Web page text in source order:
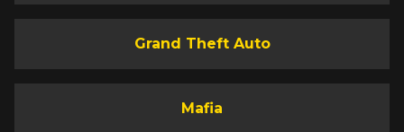
Grand Theft Auto
Mafia